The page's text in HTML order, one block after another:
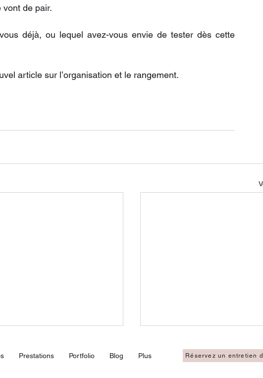
vont de pair.
déjà, ou lequel avez-vous envie de tester dès cette
article sur l’organisation et le rangement.
Prestations Portfolio Blog Plus Réservez un entretien